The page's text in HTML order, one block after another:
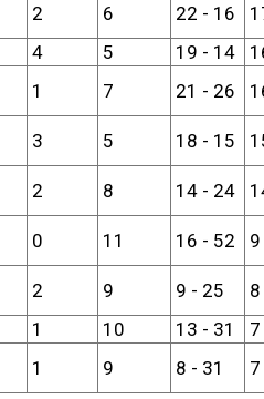
2 6 22 - 16
4 5 19 - 14
1 7 21 - 26
3 5 18 - 15
2 8 14 - 24
0 11 16 - 52 9
2 9 9 - 25
8
1 10 13 - 31
7
1 9 8 - 31 7